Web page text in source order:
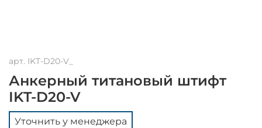
арт. IKT-D20-V_
Анкерный титановый штифт
IKT-D20-V
Уточнить у менеджера